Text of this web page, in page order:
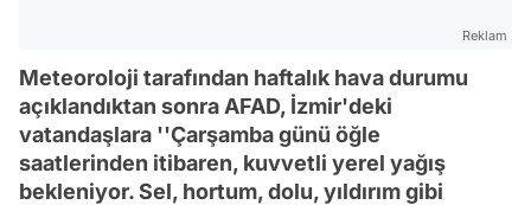
Reklam
Meteoroloji tarafından haftalık hava durumu
açıklandıktan sonra AFAD, İzmir'deki
vatandaşlara ''Çarşamba günü öğle
saatlerinden itibaren, kuvvetli yerel yağış
bekleniyor. Sel, hortum, dolu, yıldırım gibi